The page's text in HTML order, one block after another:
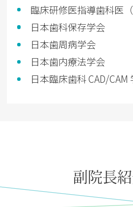
臨床研修医指導歯科医（
日本歯科保存学会
日本歯周病学会
日本歯内療法学会
日本臨床歯科 CAD/CAM
副院長